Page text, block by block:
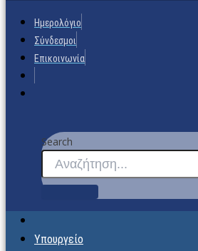
Ημερολόγιο
Σύνδεσμοι
Επικοινωνία
Search
Υπουργείο